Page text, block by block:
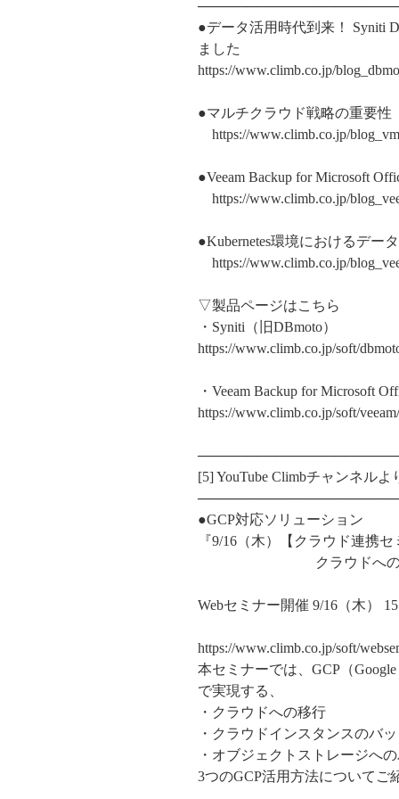
●データ活用時代到来！ Syniti
ました
https://www.climb.co.jp/
●マルチクラウド戦略の重要性
https://www.climb.co.jp/
●Veeam Backup for Microsoft
https://www.climb.co.jp/
●Kubernetes環境におけるデー
https://www.climb.co.jp/
▽製品ページはこちら
・Syniti（旧DBmoto）
https://www.climb.co.jp/soft/
・Veeam Backup for Microsoft
https://www.climb.co.jp/soft/
[5] YouTube Climbチャンネル
●GCP対応ソリューション
『9/16（木）【クラウド連携
クラウドへの「移行」
Webセミナー開催 9/16（木）
https://www.climb.co.jp/soft/
本セミナーでは、GCP（
で実現する、
・クラウドへの移行
・クラウドインスタンスのバ
・オブジェクトストレージへ
3つのGCP活用方法についてご